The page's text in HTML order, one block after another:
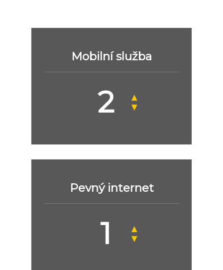
Mobilní služba
▲
▼
Pevný internet
▲
▼